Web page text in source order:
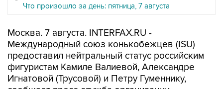
Что произошло за день: пятница, 7 августа
Москва. 7 августа. INTERFAX.RU -
Международный союз конькобежцев (ISU)
предоставил нейтральный статус российским
фигуристам Камиле Валиевой, Александре
Игнатовой (Трусовой) и Петру Гуменнику,